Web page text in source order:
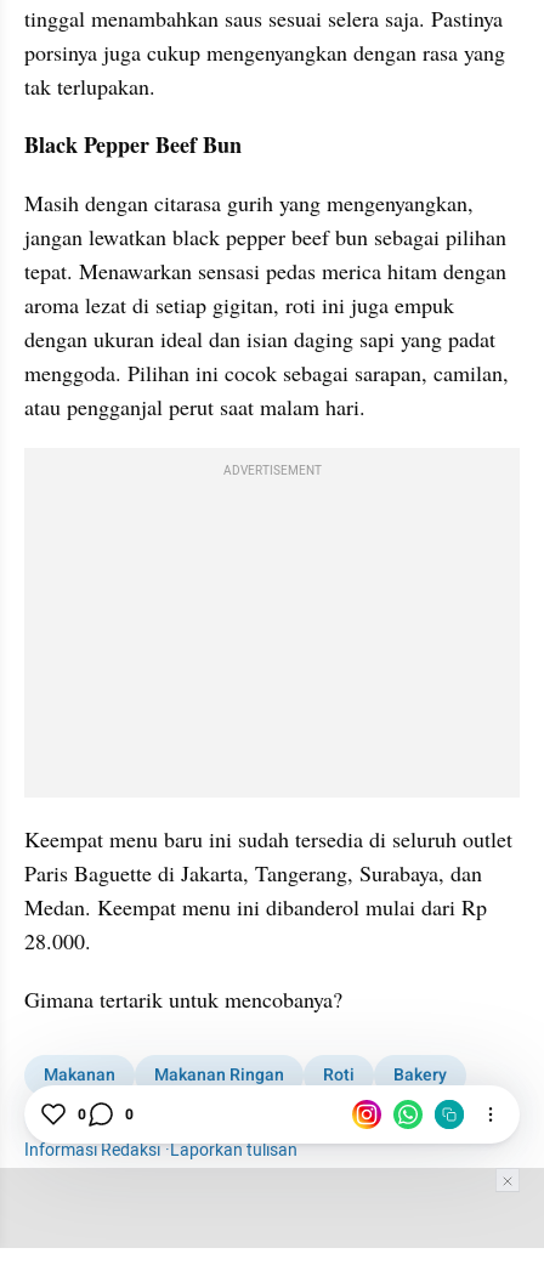
tinggal menambahkan saus sesuai selera saja. Pastinya
porsinya juga cukup mengenyangkan dengan rasa yang
tak terlupakan.
Black Pepper Beef Bun
Masih dengan citarasa gurih yang mengenyangkan,
jangan lewatkan black pepper beef bun sebagai pilihan
tepat. Menawarkan sensasi pedas merica hitam dengan
aroma lezat di setiap gigitan, roti ini juga empuk
dengan ukuran ideal dan isian daging sapi yang padat
menggoda. Pilihan ini cocok sebagai sarapan, camilan,
atau pengganjal perut saat malam hari.
ADVERTISEMENT
Keempat menu baru ini sudah tersedia di seluruh outlet
Paris Baguette di Jakarta, Tangerang, Surabaya, dan
Medan. Keempat menu ini dibanderol mulai dari Rp
28.000.
Gimana tertarik untuk mencobanya?
Makanan Makanan Ringan Roti
Bakery
Paris Baguette
Pastry
Informasi Redaksi·Laporkan tulisan
0 0